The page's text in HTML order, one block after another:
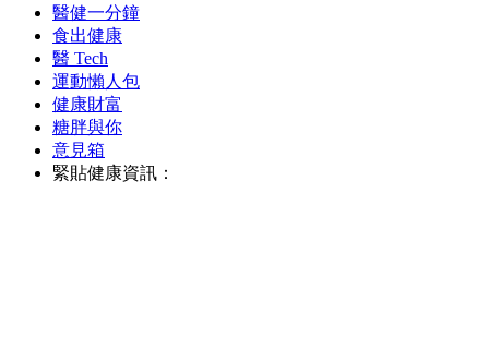
醫健一分鐘
食出健康
醫 Tech
運動懶人包
健康財富
糖胖與你
意見箱
緊貼健康資訊：